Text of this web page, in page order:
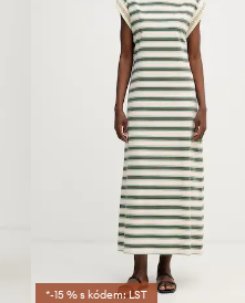
*-15 % s kódem: LST